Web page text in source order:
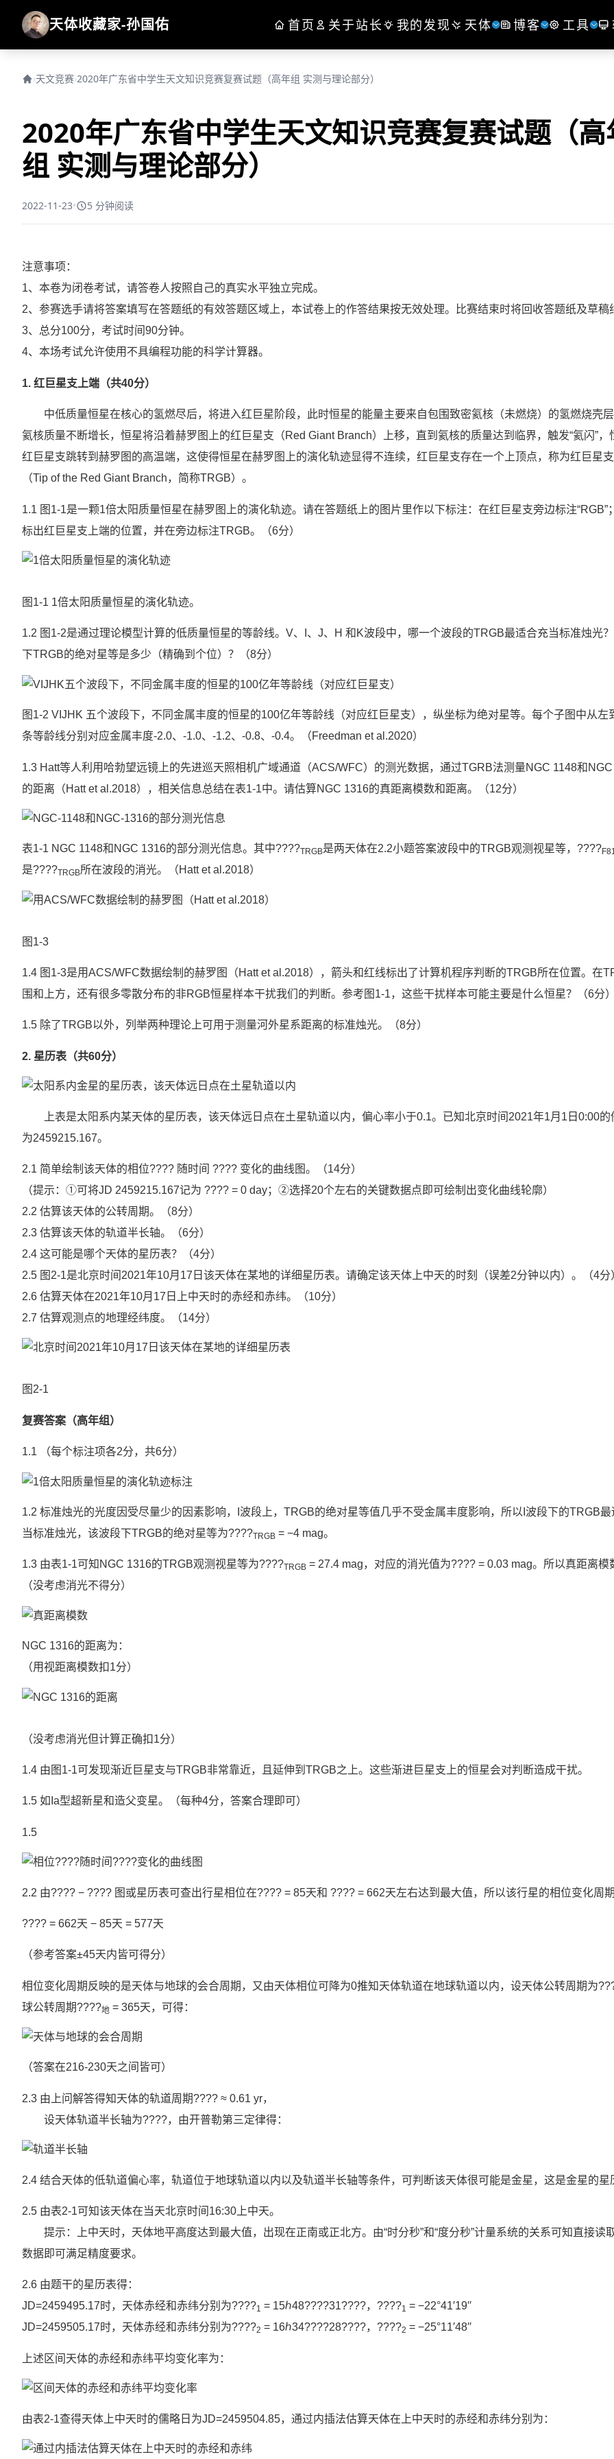
天体收藏家-孙国佑 首页 关于站长 我的发现 天体 博客 工具
›天文竞赛›2020年广东省中学生天文知识竞赛复赛试题（高年组 实测与理论部分）
2020年广东省中学生天文知识竞赛复赛试题（高
组 实测与理论部分）
2022-11-23• 5 分钟阅读
注意事项：
1、本卷为闭卷考试，请答卷人按照自己的真实水平独立完成。
2、参赛选手请将答案填写在答题纸的有效答题区域上，本试卷上的作答结果按无效处理。比赛结束时将回收答题纸及草稿
3、总分100分，考试时间90分钟。
4、本场考试允许使用不具编程功能的科学计算器。
1. 红巨星支上端（共40分）
中低质量恒星在核心的氢燃尽后，将进入红巨星阶段，此时恒星的能量主要来自包围致密氦核（未燃烧）的氢燃烧壳
氦核质量不断增长，恒星将沿着赫罗图上的红巨星支（Red Giant Branch）上移，直到氦核的质量达到临界，触发“氦闪”，
红巨星支跳转到赫罗图的高温端，这使得恒星在赫罗图上的演化轨迹显得不连续，红巨星支存在一个上顶点，称为红巨星
（Tip of the Red Giant Branch，简称TRGB）。
1.1 图1-1是一颗1倍太阳质量恒星在赫罗图上的演化轨迹。请在答题纸上的图片里作以下标注：在红巨星支旁边标注“RGB”
标出红巨星支上端的位置，并在旁边标注TRGB。（6分）
图1-1 1倍太阳质量恒星的演化轨迹。
1.2 图1-2是通过理论模型计算的低质量恒星的等龄线。V、I、J、H 和K波段中，哪一个波段的TRGB最适合充当标准烛光
下TRGB的绝对星等是多少（精确到个位）？（8分）
图1-2 VIJHK 五个波段下，不同金属丰度的恒星的100亿年等龄线（对应红巨星支），纵坐标为绝对星等。每个子图中从左
条等龄线分别对应金属丰度-2.0、-1.0、-1.2、-0.8、-0.4。（Freedman et al.2020）
1.3 Hatt等人利用哈勃望远镜上的先进巡天照相机广域通道（ACS/WFC）的测光数据，通过TGRB法测量NGC 1148和
的距离（Hatt et al.2018），相关信息总结在表1-1中。请估算NGC 1316的真距离模数和距离。（12分）
表1-1 NGC 1148和NGC 1316的部分测光信息。其中????TRGB是两天体在2.2小题答案波段中的TRGB观测视星等，????
是????TRGB所在波段的消光。（Hatt et al.2018）
图1-3
1.4 图1-3是用ACS/WFC数据绘制的赫罗图（Hatt et al.2018），箭头和红线标出了计算机程序判断的TRGB所在位置。在
围和上方，还有很多零散分布的非RGB恒星样本干扰我们的判断。参考图1-1，这些干扰样本可能主要是什么恒星？（6分
1.5 除了TRGB以外，列举两种理论上可用于测量河外星系距离的标准烛光。（8分）
2. 星历表（共60分）
上表是太阳系内某天体的星历表，该天体远日点在土星轨道以内，偏心率小于0.1。已知北京时间2021年1月1日0:00的
为2459215.167。
2.1 简单绘制该天体的相位???? 随时间 ???? 变化的曲线图。（14分）
（提示：①可将JD 2459215.167记为 ???? = 0 day；②选择20个左右的关键数据点即可绘制出变化曲线轮廓）
2.2 估算该天体的公转周期。（8分）
2.3 估算该天体的轨道半长轴。（6分）
2.4 这可能是哪个天体的星历表？（4分）
2.5 图2-1是北京时间2021年10月17日该天体在某地的详细星历表。请确定该天体上中天的时刻（误差2分钟以内）。（4分
2.6 估算天体在2021年10月17日上中天时的赤经和赤纬。（10分）
2.7 估算观测点的地理经纬度。（14分）
图2-1
复赛答案（高年组）
1.1 （每个标注项各2分，共6分）
1.2 标准烛光的光度因受尽量少的因素影响，I波段上，TRGB的绝对星等值几乎不受金属丰度影响，所以I波段下的TRGB最
当标准烛光，该波段下TRGB的绝对星等为????TRGB = −4 mag。
1.3 由表1-1可知NGC 1316的TRGB观测视星等为????TRGB = 27.4 mag，对应的消光值为???? = 0.03 mag。所以真距离模
（没考虑消光不得分）
NGC 1316的距离为：
（用视距离模数扣1分）
（没考虑消光但计算正确扣1分）
1.4 由图1-1可发现渐近巨星支与TRGB非常靠近，且延伸到TRGB之上。这些渐进巨星支上的恒星会对判断造成干扰。
1.5 如Ia型超新星和造父变星。（每种4分，答案合理即可）
1.5
2.2 由???? − ???? 图或星历表可查出行星相位在???? = 85天和 ???? = 662天左右达到最大值，所以该行星的相位变化周
???? = 662天 − 85天 = 577天
（参考答案±45天内皆可得分）
相位变化周期反映的是天体与地球的会合周期，又由天体相位可降为0推知天体轨道在地球轨道以内，设天体公转周期为
球公转周期????地 = 365天，可得：
（答案在216-230天之间皆可）
2.3 由上问解答得知天体的轨道周期???? ≈ 0.61 yr，
设天体轨道半长轴为????，由开普勒第三定律得：
2.4 结合天体的低轨道偏心率，轨道位于地球轨道以内以及轨道半长轴等条件，可判断该天体很可能是金星，这是金星的星
2.5 由表2-1可知该天体在当天北京时间16:30上中天。
提示：上中天时，天体地平高度达到最大值，出现在正南或正北方。由“时分秒”和“度分秒”计量系统的关系可知直接读
数据即可满足精度要求。
2.6 由题干的星历表得：
JD=2459495.17时，天体赤经和赤纬分别为????1 = 15ℎ48????31????，????1 = −22°41′19′′
JD=2459505.17时，天体赤经和赤纬分别为????2 = 16ℎ34????28????，????2 = −25°11′48′′
上述区间天体的赤经和赤纬平均变化率为：
由表2-1查得天体上中天时的儒略日为JD=2459504.85，通过内插法估算天体在上中天时的赤经和赤纬分别为：